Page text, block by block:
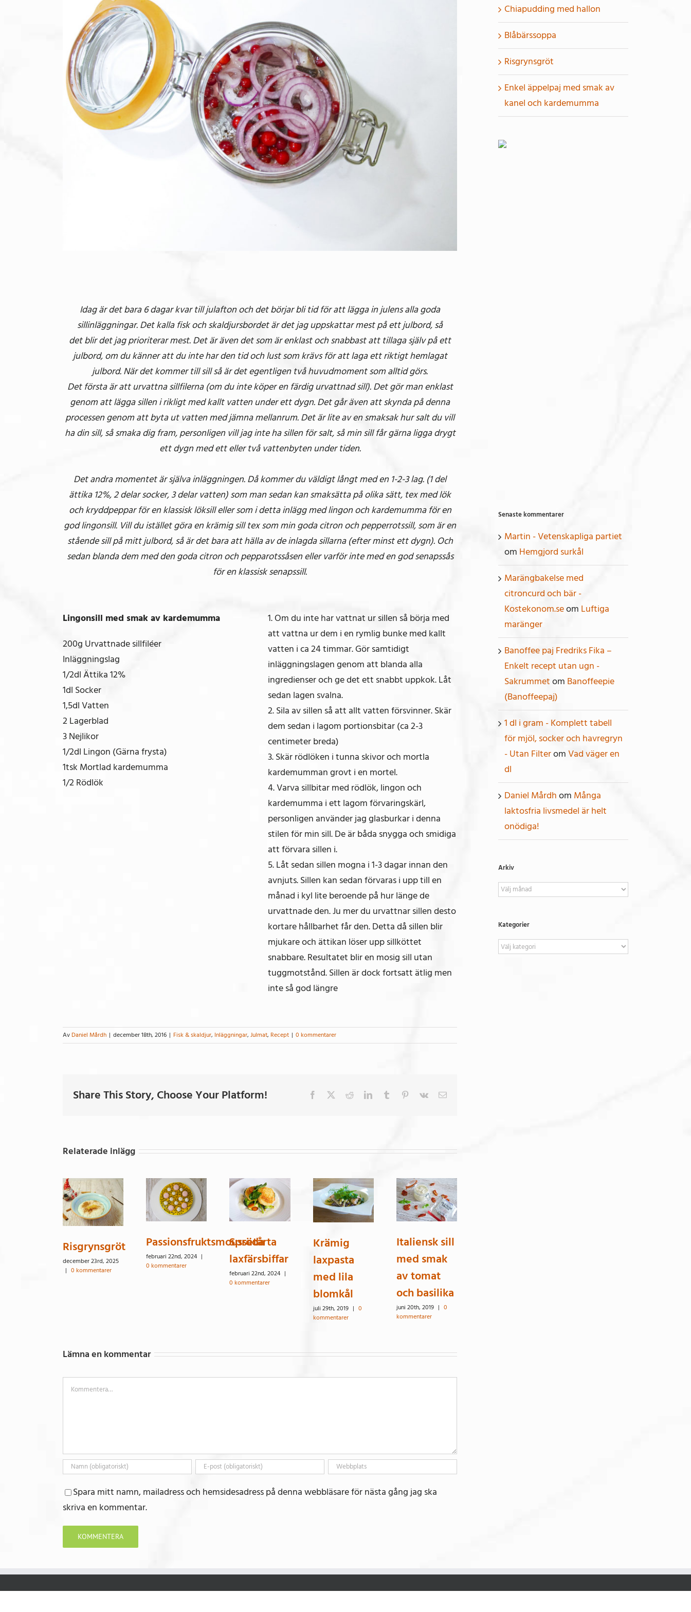
Idag är det bara 6 dagar kvar till julafton och det börjar bli tid för att lägga in julens alla goda
sillinläggningar. Det kalla fisk och skaldjursbordet är det jag uppskattar mest på ett julbord, så
det blir det jag prioriterar mest. Det är även det som är enklast och snabbast att tillaga själv på ett
julbord, om du känner att du inte har den tid och lust som krävs för att laga ett riktigt hemlagat
julbord. När det kommer till sill så är det egentligen två huvudmoment som alltid görs.
Det första är att urvattna sillfilerna (om du inte köper en färdig urvattnad sill). Det gör man enklast
genom att lägga sillen i rikligt med kallt vatten under ett dygn. Det går även att skynda på denna
processen genom att byta ut vatten med jämna mellanrum. Det är lite av en smaksak hur salt du vill
ha din sill, så smaka dig fram, personligen vill jag inte ha sillen för salt, så min sill får gärna ligga drygt
ett dygn med ett eller två vattenbyten under tiden.
Det andra momentet är själva inläggningen. Då kommer du väldigt långt med en 1-2-3 lag. (1 del
ättika 12%, 2 delar socker, 3 delar vatten) som man sedan kan smaksätta på olika sätt, tex med lök
och kryddpeppar för en klassisk löksill eller som i detta inlägg med lingon och kardemumma för en
god lingonsill. Vill du istället göra en krämig sill tex som min goda citron och pepperrotssill, som är en
stående sill på mitt julbord, så är det bara att hälla av de inlagda sillarna (efter minst ett dygn). Och
sedan blanda dem med den goda citron och pepparotssåsen eller varför inte med en god senapssås
för en klassisk senapssill.
Lingonsill med smak av kardemumma
200g Urvattnade sillfiléer
Inläggningslag
1/2dl Ättika 12%
1dl Socker
1,5dl Vatten
2 Lagerblad
3 Nejlikor
1/2dl Lingon (Gärna frysta)
1tsk Mortlad kardemumma
1/2 Rödlök
1. Om du inte har vattnat ur sillen så börja med
att vattna ur dem i en rymlig bunke med kallt
vatten i ca 24 timmar. Gör samtidigt
inläggningslagen genom att blanda alla
ingredienser och ge det ett snabbt uppkok. Låt
sedan lagen svalna.
2. Sila av sillen så att allt vatten försvinner. Skär
dem sedan i lagom portionsbitar (ca 2-3
centimeter breda)
3. Skär rödlöken i tunna skivor och mortla
kardemumman grovt i en mortel.
4. Varva sillbitar med rödlök, lingon och
kardemumma i ett lagom förvaringskärl,
personligen använder jag glasburkar i denna
stilen för min sill. De är båda snygga och smidiga
att förvara sillen i.
5. Låt sedan sillen mogna i 1-3 dagar innan den
avnjuts. Sillen kan sedan förvaras i upp till en
månad i kyl lite beroende på hur länge de
urvattnade den. Ju mer du urvattnar sillen desto
kortare hållbarhet får den. Detta då sillen blir
mjukare och ättikan löser upp sillköttet
snabbare. Resultatet blir en mosig sill utan
tuggmotstånd. Sillen är dock fortsatt ätlig men
inte så god längre
Av Daniel Mårdh | december 18th, 2016 | Fisk & skaldjur, Inläggningar, Julmat, Recept | 0 kommentarer
Share This Story, Choose Your Platform! Facebook RedditLinkedInTumblr Pinterest
Vk
E-
Relaterade inlägg
Risgrynsgröt
december 23rd, 2025
| 0 kommentarer
Passionsfruktsmoussetårta
februari 22nd, 2024 |
0 kommentarer
Spröda
laxfärsbiffar
februari 22nd, 2024 |
0 kommentarer
Krämig
laxpasta
med lila
blomkål
juli 29th, 2019 | 0
kommentarer
Italiensk sill
med smak
av tomat
och basilika
juni 20th, 2019 | 0
kommentarer
Lämna en kommentar
Kommentar
Spara mitt namn, mailadress och hemsidesadress på denna webbläsare för nästa gång jag ska
skriva en kommentar.
Chiapudding med hallon
Blåbärssoppa
Risgrynsgröt
Enkel äppelpaj med smak av
kanel och kardemumma
Senaste kommentarer
Martin - Vetenskapliga partiet
om Hemgjord surkål
Marängbakelse med
citroncurd och bär -
Kostekonom.seom Luftiga
maränger
Banoffee paj Fredriks Fika –
Enkelt recept utan ugn -
Sakrummetom Banoffeepie
(Banoffeepaj)
1 dl i gram - Komplett tabell
för mjöl, socker och havregryn
- Utan FilteromVad väger en
dl
Daniel Mårdhom Många
laktosfria livsmedel är helt
onödiga!
Arkiv
Arkiv
Kategorier
Kategorier